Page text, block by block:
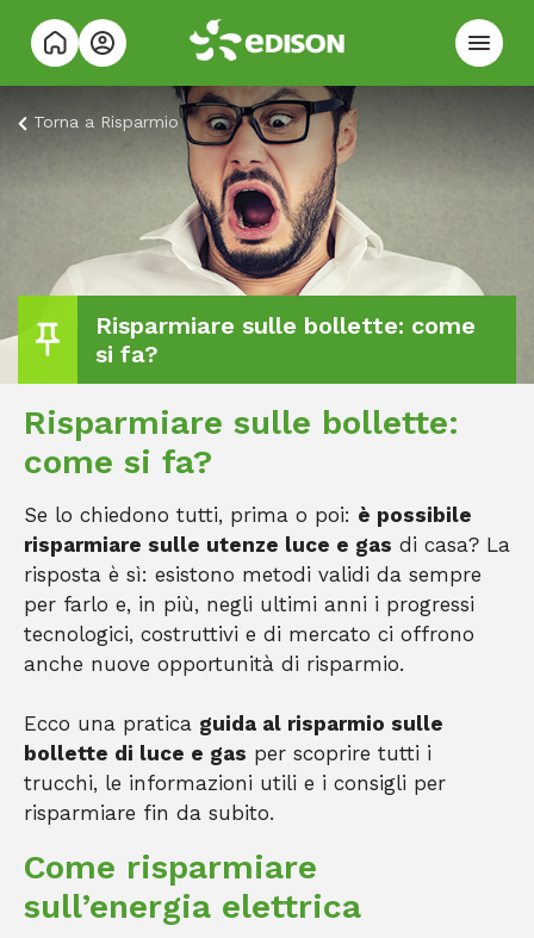
Torna a Risparmio
Risparmiare sulle bollette: come
si fa?
Risparmiare sulle bollette:
come si fa?
Se lo chiedono tutti, prima o poi: è possibile
risparmiare sulle utenze luce e gas di casa? La
risposta è sì: esistono metodi validi da sempre
per farlo e, in più, negli ultimi anni i progressi
tecnologici, costruttivi e di mercato ci offrono
anche nuove opportunità di risparmio.
Ecco una pratica guida al risparmio sulle
bollette di luce e gas per scoprire tutti i
trucchi, le informazioni utili e i consigli per
risparmiare fin da subito.
Come risparmiare
sull’energia elettrica